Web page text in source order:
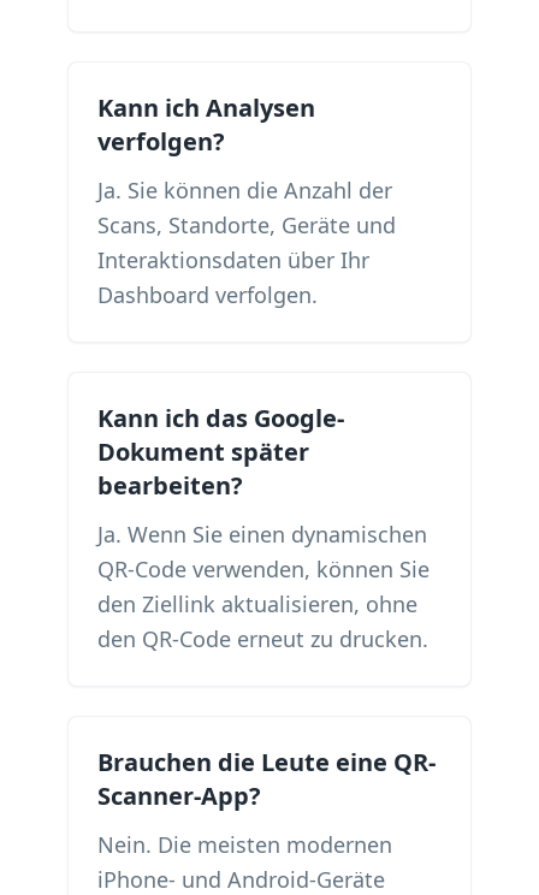
Kann ich Analysen
verfolgen?
Ja. Sie können die Anzahl der
Scans, Standorte, Geräte und
Interaktionsdaten über Ihr
Dashboard verfolgen.
Kann ich das Google-
Dokument später
bearbeiten?
Ja. Wenn Sie einen dynamischen
QR-Code verwenden, können Sie
den Ziellink aktualisieren, ohne
den QR-Code erneut zu drucken.
Brauchen die Leute eine QR-
Scanner-App?
Nein. Die meisten modernen
iPhone- und Android-Geräte